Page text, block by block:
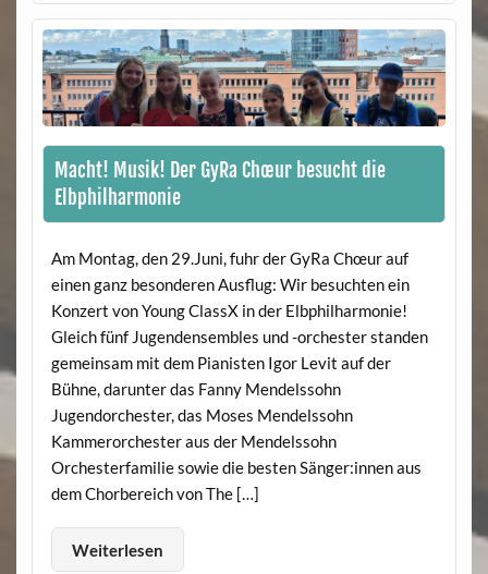
Macht! Musik! Der GyRa Chœur besucht die
Elbphilharmonie
Am Montag, den 29.Juni, fuhr der GyRa Chœur auf
einen ganz besonderen Ausflug: Wir besuchten ein
Konzert von Young ClassX in der Elbphilharmonie!
Gleich fünf Jugendensembles und -orchester standen
gemeinsam mit dem Pianisten Igor Levit auf der
Bühne, darunter das Fanny Mendelssohn
Jugendorchester, das Moses Mendelssohn
Kammerorchester aus der Mendelssohn
Orchesterfamilie sowie die besten Sänger:innen aus
dem Chorbereich von The […]
Weiterlesen